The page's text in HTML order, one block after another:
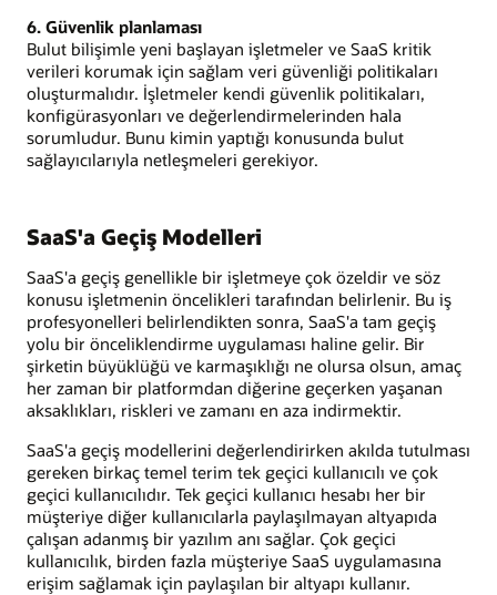
6. Güvenlik planlaması
Bulut bilişimle yeni başlayan işletmeler ve SaaS kritik
verileri korumak için sağlam veri güvenliği politikaları
oluşturmalıdır. İşletmeler kendi güvenlik politikaları,
konfigürasyonları ve değerlendirmelerinden hala
sorumludur. Bunu kimin yaptığı konusunda bulut
sağlayıcılarıyla netleşmeleri gerekiyor.
SaaS'a Geçiş Modelleri
SaaS'a geçiş genellikle bir işletmeye çok özeldir ve söz
konusu işletmenin öncelikleri tarafından belirlenir. Bu iş
profesyonelleri belirlendikten sonra, SaaS'a tam geçiş
yolu bir önceliklendirme uygulaması haline gelir. Bir
şirketin büyüklüğü ve karmaşıklığı ne olursa olsun, amaç
her zaman bir platformdan diğerine geçerken yaşanan
aksaklıkları, riskleri ve zamanı en aza indirmektir.
SaaS'a geçiş modellerini değerlendirirken akılda tutulması
gereken birkaç temel terim tek geçici kullanıcılı ve çok
geçici kullanıcılıdır. Tek geçici kullanıcı hesabı her bir
müşteriye diğer kullanıcılarla paylaşılmayan altyapıda
çalışan adanmış bir yazılım anı sağlar. Çok geçici
kullanıcılık, birden fazla müşteriye SaaS uygulamasına
erişim sağlamak için paylaşılan bir altyapı kullanır.